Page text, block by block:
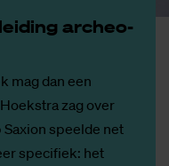
ar­che­o­
mag dan een
zag over
Saxion speelde net
specifiek: het